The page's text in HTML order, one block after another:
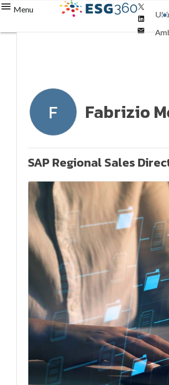
Menu
Email
F Fabrizio
SAP Regional Sales